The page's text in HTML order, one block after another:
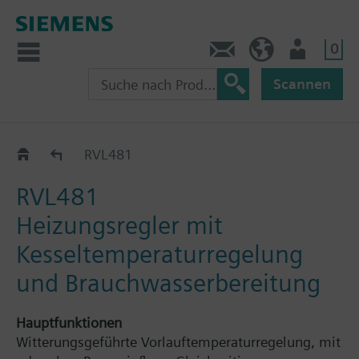
0
Scannen
RVL4..RVL481
RVL481
Heizungsregler mit
Kesseltemperaturregelung
und Brauchwasserbereitung
Hauptfunktionen
Witterungsgeführte Vorlauftemperaturregelung, mit